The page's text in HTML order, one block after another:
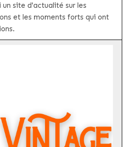
un site d'actualité sur les
et les moments forts qui ont